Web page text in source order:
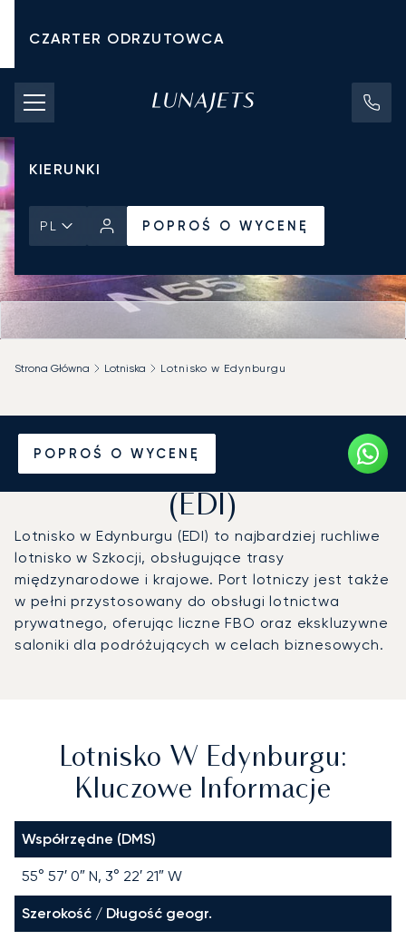
CZARTER ODRZUTOWCA
KOSZTY CZARTERU
PRYWATNE ODRZUTOWCE
KIERUNKI
PL POPROŚ O WYCENĘ
POPROŚ O WYCENĘ
Strona Główna Lotniska Lotnisko w Edynburgu
Prywatny odrzutowiec na
Lotnisko w Edynburgu
(EDI)
Lotnisko w Edynburgu (EDI) to najbardziej ruchliwe
lotnisko w Szkocji, obsługujące trasy
międzynarodowe i krajowe. Port lotniczy jest także
w pełni przystosowany do obsługi lotnictwa
prywatnego, oferując liczne FBO oraz ekskluzywne
saloniki dla podróżujących w celach biznesowych.
Lotnisko W Edynburgu:
Kluczowe Informacje
Współrzędne (DMS)
55° 57′ 0″ N, 3° 22′ 21″ W
Szerokość / Długość geogr.